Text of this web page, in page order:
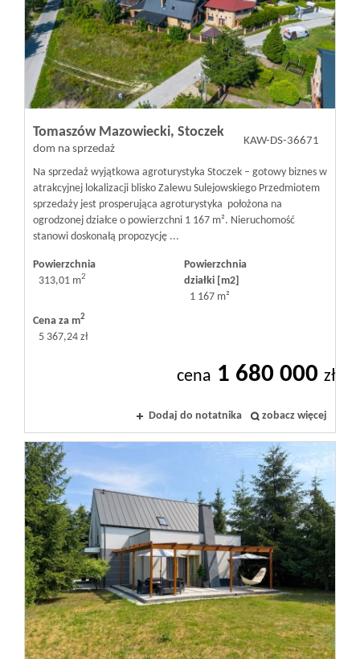
inwestora
RODO
Tomaszów Mazowiecki, Stoczek
dom na sprzedaż
KAW-DS-36671
Na sprzedaż wyjątkowa agroturystyka Stoczek – gotowy biznes w
atrakcyjnej lokalizacji blisko Zalewu Sulejowskiego Przedmiotem
sprzedaży jest prosperująca agroturystyka położona na
ogrodzonej działce o powierzchni 1 167 m². Nieruchomość
stanowi doskonałą propozycję ...
Powierzchnia
313,01 m2
Powierzchnia
działki [m2]
1 167 m²
Cena za m2
5 367,24 zł
cena 1 680 000 zł
Dodaj do notatnika zobacz więcej